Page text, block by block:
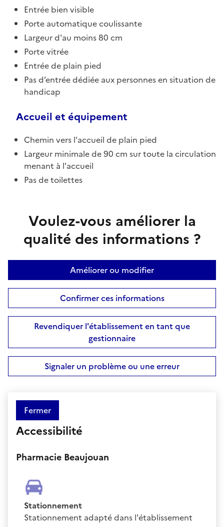
Entrée bien visible
Porte automatique coulissante
Largeur d'au moins 80 cm
Porte vitrée
Entrée de plain pied
Pas d’entrée dédiée aux personnes en situation de
handicap
Accueil et équipement
Chemin vers l'accueil de plain pied
Largeur minimale de 90 cm sur toute la circulation
menant à l'accueil
Pas de toilettes
Voulez-vous améliorer la
qualité des informations ?
Améliorer ou modifier
Confirmer ces informations
Revendiquer l'établissement en tant que
gestionnaire
Signaler un problème ou une erreur
Fermer
Accessibilité
Pharmacie Beaujouan
Stationnement
Stationnement adapté dans l'établissement